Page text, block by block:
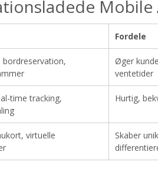
Fordele
bordreservation,
Øger
ventetider
time tracking,
Hurtig,
virtuelle
Skaber